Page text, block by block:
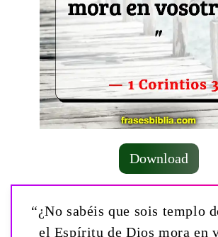
Download
“¿No sabéis que sois templo
el Espíritu de Dios mora en